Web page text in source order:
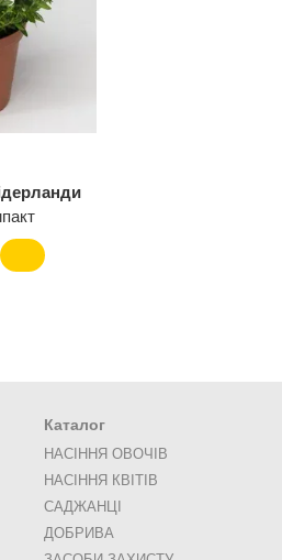
Каталог
НАСІННЯ ОВОЧІВ
НАСІННЯ КВІТІВ
САДЖАНЦІ
ДОБРИВА